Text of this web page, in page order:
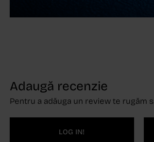
Adaugă recenzie
Pentru a adăuga un review te rugăm
LOG IN!